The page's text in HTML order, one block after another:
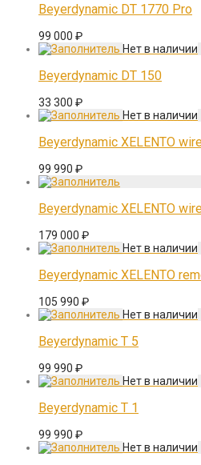
Beyerdynamic DT 1770 Pro
99 000 ₽
Beyerdynamic DT 150
33 300 ₽
Beyerdynamic XELENTO
99 990 ₽
Beyerdynamic XELENTO
179 000 ₽
Beyerdynamic XELENTO
105 990 ₽
Beyerdynamic T 5
99 990 ₽
Beyerdynamic T 1
99 990 ₽